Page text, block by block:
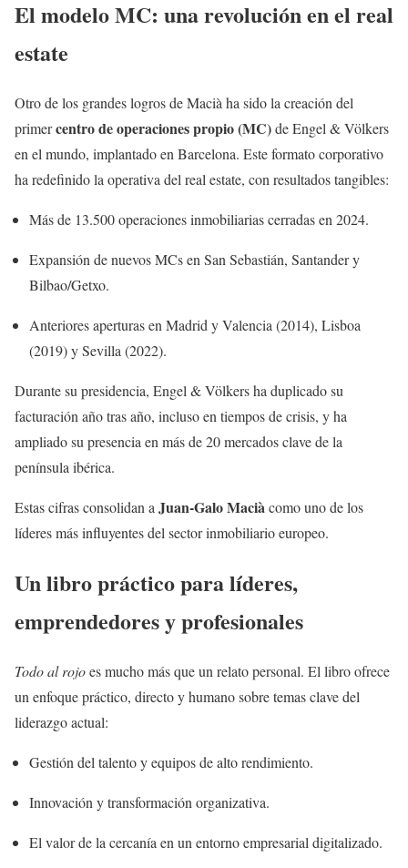
El modelo MC: una revolución en el real
estate
Otro de los grandes logros de Macià ha sido la creación del
primercentro de operaciones propio (MC)de Engel & Völkers
en el mundo, implantado en Barcelona. Este formato corporativo
ha redefinido la operativa del real estate, con resultados tangibles:
Más de 13.500 operaciones inmobiliarias cerradas en 2024.
Expansión de nuevos MCs en San Sebastián, Santander y
Bilbao/Getxo.
Anteriores aperturas en Madrid y Valencia (2014), Lisboa
(2019) y Sevilla (2022).
Durante su presidencia, Engel & Völkers ha duplicado su
facturación año tras año, incluso en tiempos de crisis, y ha
ampliado su presencia en más de 20 mercados clave de la
península ibérica.
Estas cifras consolidan aJuan-Galo Maciàcomo uno de los
líderes más influyentes del sector inmobiliario europeo.
Un libro práctico para líderes,
emprendedores y profesionales
Todo al rojoes mucho más que un relato personal. El libro ofrece
un enfoque práctico, directo y humano sobre temas clave del
liderazgo actual:
Gestión del talento y equipos de alto rendimiento.
Innovación y transformación organizativa.
El valor de la cercanía en un entorno empresarial digitalizado.